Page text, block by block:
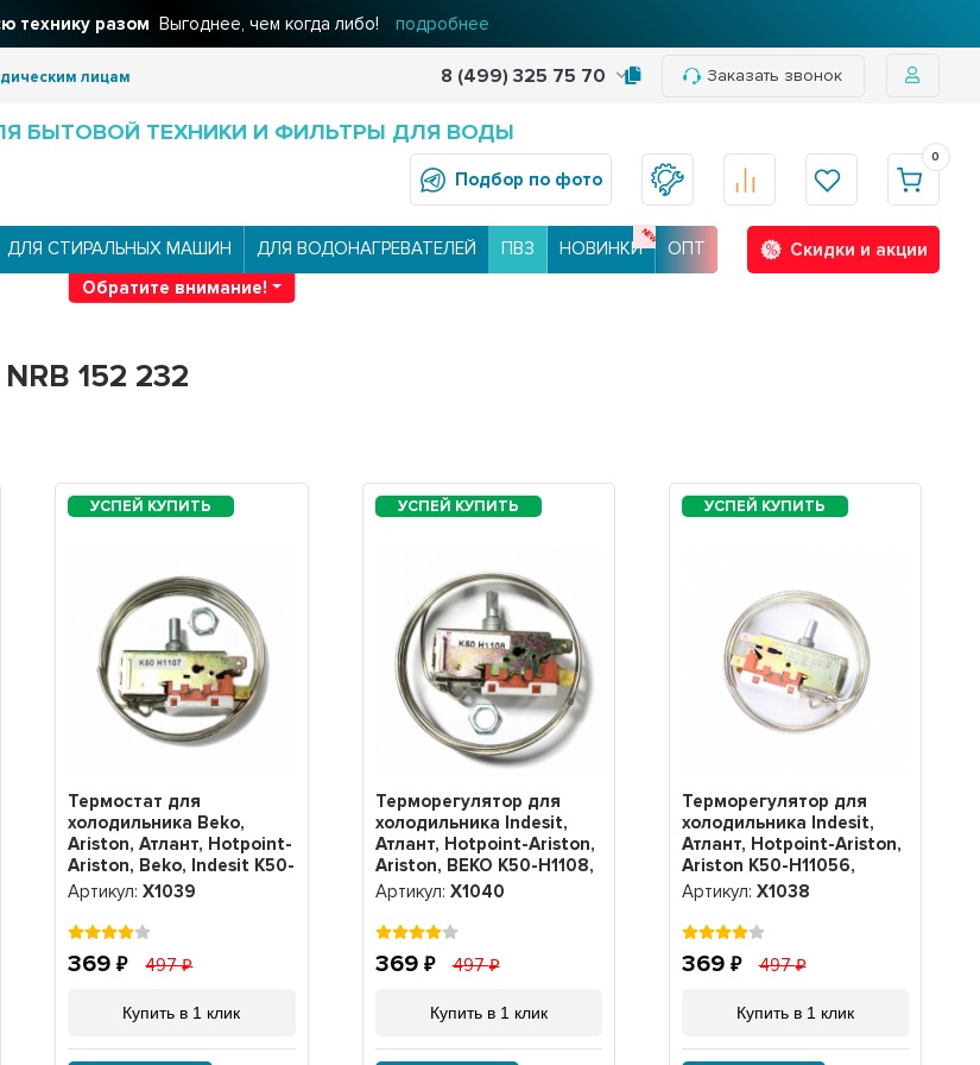
технику разом Выгоднее, чем когда либо! подробнее
лицам 8 (499) 325 75 70 Заказать звонок
БЫТОВОЙ ТЕХНИКИ И ФИЛЬТРЫ ДЛЯ ВОДЫ
Подбор по фото
0
ДЛЯ СТИРАЛЬНЫХ МАШИН ДЛЯ ВОДОНАГРЕВАТЕЛЕЙ ПВЗ НОВИНКИ ОПТ
Скидки и акции
Обратите внимание!
152 232
Термостат для
холодильника Beko,
Ariston, Атлант, Hotpoint-
Ariston, Beko, Indesit K50-
H1107, Х1039
Артикул:Х1039
369 497
Купить в 1 клик
Терморегулятор для
холодильника Indesit,
Атлант, Hotpoint-Ariston,
Ariston, BEKO K50-H1108,
Х1040
Артикул: Х1040
369 497
Купить в 1 клик
Терморегулятор для
холодильника Indesit,
Атлант, Hotpoint-Ariston,
Ariston K50-H11056,
Х1038
Артикул: Х1038
369 497
Купить в 1 клик